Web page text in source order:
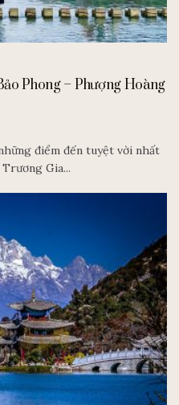
Phong – Phượng Hoàng
điểm đến tuyệt vời nhất
Gia...